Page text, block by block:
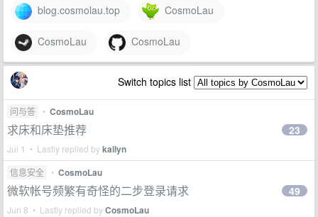
blog.cosmolau.top CosmoLau
CosmoLau CosmoLau
Switch topics list
问与答 • CosmoLau
求床和床垫推荐
Jul 1 • Lastly replied bykailyn
23
信息安全 • CosmoLau
微软帐号频繁有奇怪的二步登录请求
Jun 8 • Lastly replied byCosmoLau
49